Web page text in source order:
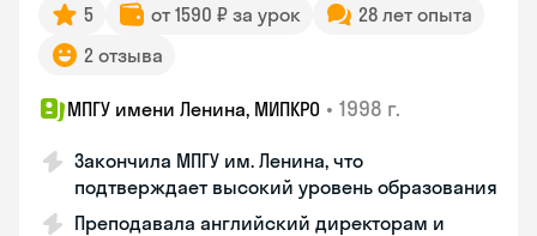
5 от 1590 ₽ за урок
28 лет опыта
2 отзыва
МПГУ имени Ленина, МИПКРО • 1998 г.
Закончила МПГУ им. Ленина, что
подтверждает высокий уровень образования
Преподавала английский директорам и